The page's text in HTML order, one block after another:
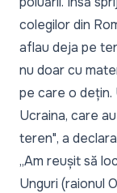
colegilor din
aflau deja pe
nu doar cu
pe care o dețin.
Ucraina, care
teren", a
„Am reușit să
Unguri (raionul